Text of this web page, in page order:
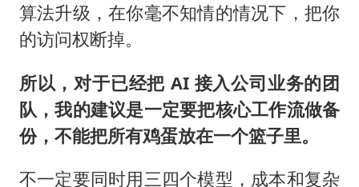
算法升级，在你毫不知情的情况下，把你
的访问权断掉。
所以，对于已经把 AI 接入公司业务的团
队，我的建议是一定要把核心工作流做备
份，不能把所有鸡蛋放在一个篮子里。
不一定要同时用三四个模型，成本和复杂